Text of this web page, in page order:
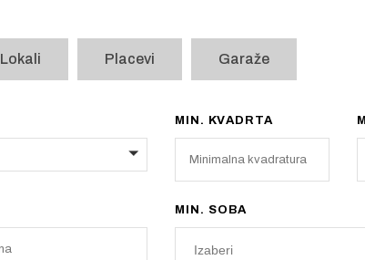
Lokali Placevi Garaže
MIN. KVADRTA
MIN. SOBA
Izaberi